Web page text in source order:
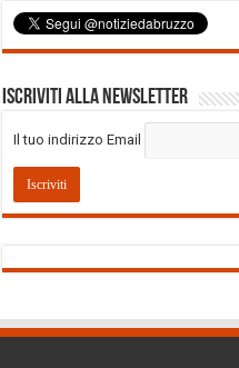
Iscriviti alla Newsletter
Il tuo indirizzo Email